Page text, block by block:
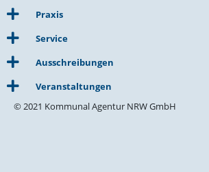
Praxis
Service
Ausschreibungen
Veranstaltungen
© 2021 Kommunal Agentur NRW GmbH